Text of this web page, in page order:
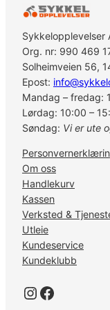
t
Sykkelopplevelser
Org. nr: 990 469
Solheimveien 56,
Epost:
Mandag – fredag:
Lørdag: 10:00 –
Søndag: Vi er ute
Om oss
Handlekurv
Kassen
Verksted &
Utleie
Kundeservice
Kundeklubb
Instagram Facebook